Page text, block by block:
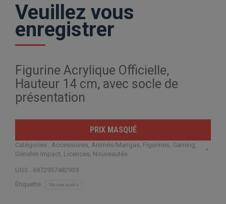
Veuillez vous
enregistrer
Figurine Acrylique Officielle,
Hauteur 14 cm, avec socle de
présentation
PRIX MASQUÉ
Catégories : Accessoires, Animés/Mangas, Figurines, Gaming,
Genshin Impact, Licences, Nouveautés
UGS : 6972957482939
Étiquette :
Nouveautés